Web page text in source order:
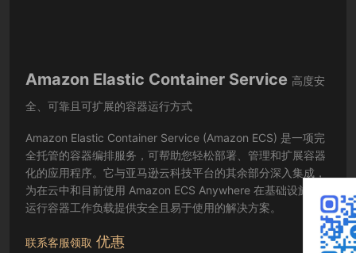
Amazon Elastic Container Service 高度安
全、可靠且可扩展的容器运行方式
Amazon Elastic Container Service (Amazon ECS) 是一项完
全托管的容器编排服务，可帮助您轻松部署、管理和扩展容器
化的应用程序。它与亚马逊云科技平台的其余部分深入集成，
为在云中和目前使用 Amazon ECS Anywhere 在基础设施上
运行容器工作负载提供安全且易于使用的解决方案。
联系客服领取 优惠